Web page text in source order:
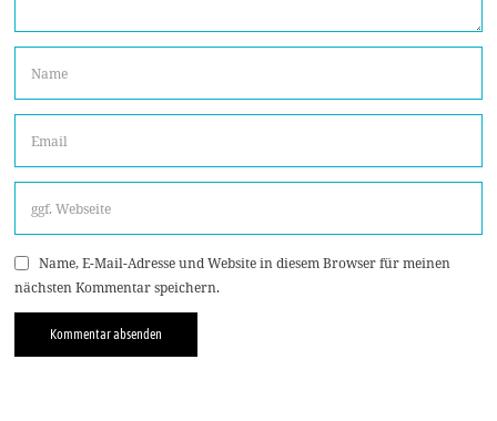
Name, E-Mail-Adresse und Website in diesem Browser für meinen
nächsten Kommentar speichern.